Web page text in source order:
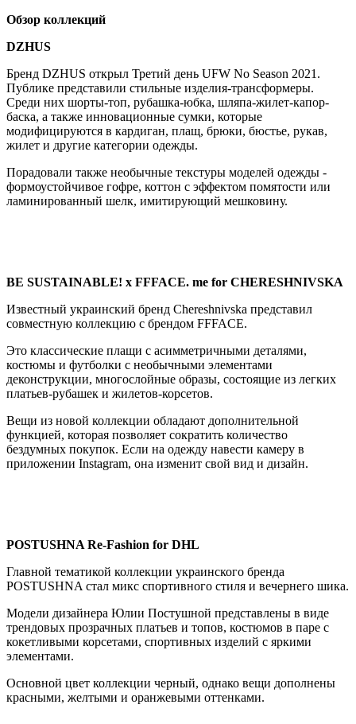
Обзор коллекций
DZHUS
Бренд DZHUS открыл Третий день UFW No Season 2021.
Публике представили стильные изделия-трансформеры.
Среди них шорты-топ, рубашка-юбка, шляпа-жилет-капор-
баска, а также инновационные сумки, которые
модифицируются в кардиган, плащ, брюки, бюстье, рукав,
жилет и другие категории одежды.
Порадовали также необычные текстуры моделей одежды -
формоустойчивое гофре, коттон с эффектом помятости или
ламинированный шелк, имитирующий мешковину.
BE SUSTAINABLE! x FFFACE. me for CHERESHNIVSKA
Известный украинский бренд Chereshnivska представил
совместную коллекцию с брендом FFFACE.
Это классические плащи с асимметричными деталями,
костюмы и футболки с необычными элементами
деконструкции, многослойные образы, состоящие из легких
платьев-рубашек и жилетов-корсетов.
Вещи из новой коллекции обладают дополнительной
функцией, которая позволяет сократить количество
бездумных покупок. Если на одежду навести камеру в
приложении Instagram, она изменит свой вид и дизайн.
POSTUSHNA Re-Fashion for DHL
Главной тематикой коллекции украинского бренда
POSTUSHNA стал микс спортивного стиля и вечернего шика.
Модели дизайнера Юлии Постушной представлены в виде
трендовых прозрачных платьев и топов, костюмов в паре с
кокетливыми корсетами, спортивных изделий с яркими
элементами.
Основной цвет коллекции черный, однако вещи дополнены
красными, желтыми и оранжевыми оттенками.